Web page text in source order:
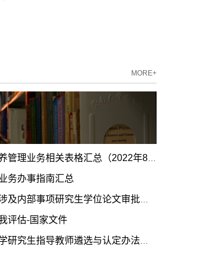
MORE+
理业务相关表格汇总（2022年8月更新）
务办事指南汇总
内部事项研究生学位论文审批表（NEW)
评估-国家文件
生指导教师遴选与认定办法》（暨学位【2017】33号）